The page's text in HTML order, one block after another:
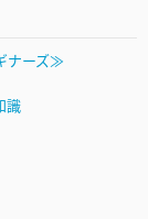
ナーズ≫
識